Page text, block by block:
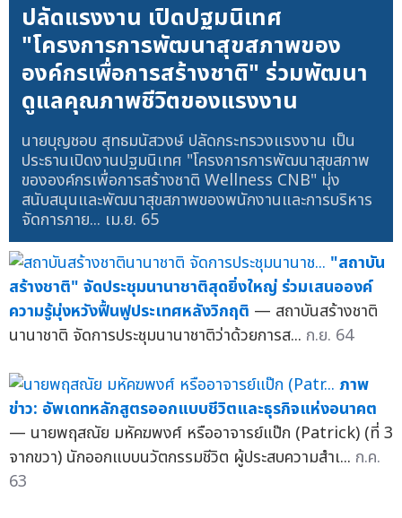
ปลัดแรงงาน เปิดปฐมนิเทศ
"โครงการการพัฒนาสุขสภาพของ
องค์กรเพื่อการสร้างชาติ" ร่วมพัฒนา
ดูแลคุณภาพชีวิตของแรงงาน
นายบุญชอบ สุทธมนัสวงษ์ ปลัดกระทรวงแรงงาน เป็น
ประธานเปิดงานปฐมนิเทศ "โครงการการพัฒนาสุขสภาพ
ขององค์กรเพื่อการสร้างชาติ Wellness CNB" มุ่ง
สนับสนุนและพัฒนาสุขสภาพของพนักงานและการบริหาร
จัดการภาย... เม.ย. 65
"สถาบัน
สร้างชาติ" จัดประชุมนานาชาติสุดยิ่งใหญ่ ร่วมเสนอองค์
ความรู้มุ่งหวังฟื้นฟูประเทศหลังวิกฤติ — สถาบันสร้างชาติ
นานาชาติ จัดการประชุมนานาชาติว่าด้วยการส... ก.ย. 64
ภาพ
ข่าว: อัพเดทหลักสูตรออกแบบชีวิตและธุรกิจแห่งอนาคต
— นายพฤสณัย มหัคฆพงศ์ หรืออาจารย์แป๊ก (Patrick) (ที่ 3
จากขวา) นักออกแบบนวัตกรรมชีวิต ผู้ประสบความสำเ... ก.ค.
63